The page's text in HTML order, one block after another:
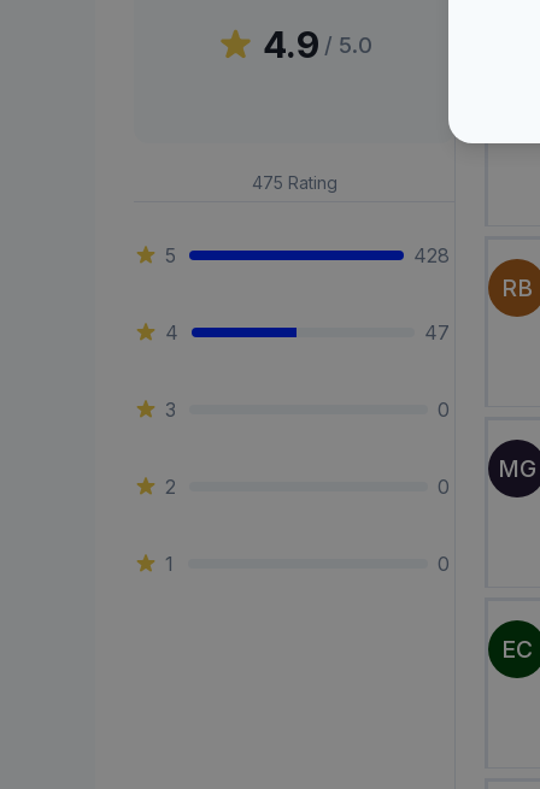
4.9 / 5.0
475 Rating
5 428
4 47
3 0
2 0
1 0
RB
MG
EC